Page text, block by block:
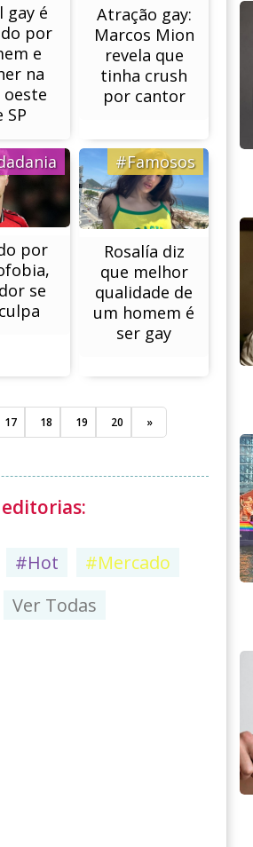
gay é
por
e
na
oeste
SP
Atração gay:
Marcos Mion
revela que
tinha crush
por cantor
por
se
#Famosos
Rosalía diz
que melhor
qualidade de
um homem é
ser gay
17 18 19 20 »
#Hot
#Mercado
Ver Todas